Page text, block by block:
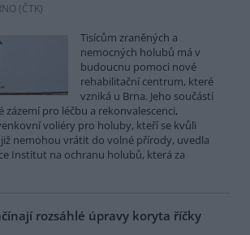
(ČTK)
Tisícům zraněných a
nemocných holubů má v
budoucnu pomoci nové
rehabilitační centrum, které
vzniká u Brna. Jeho součástí
zázemí pro léčbu a rekonvalescenci,
voliéry pro holuby, kteří se kvůli
nemohou vrátit do volné přírody, uvedla
Institut na ochranu holubů, která za
rozsáhlé úpravy koryta říčky